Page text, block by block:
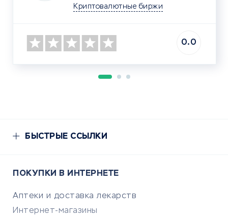
Криптовалютные биржи
0.0
БЫСТРЫЕ ССЫЛКИ
ПОКУПКИ В ИНТЕРНЕТЕ
Аптеки и доставка лекарств
Интернет-магазины